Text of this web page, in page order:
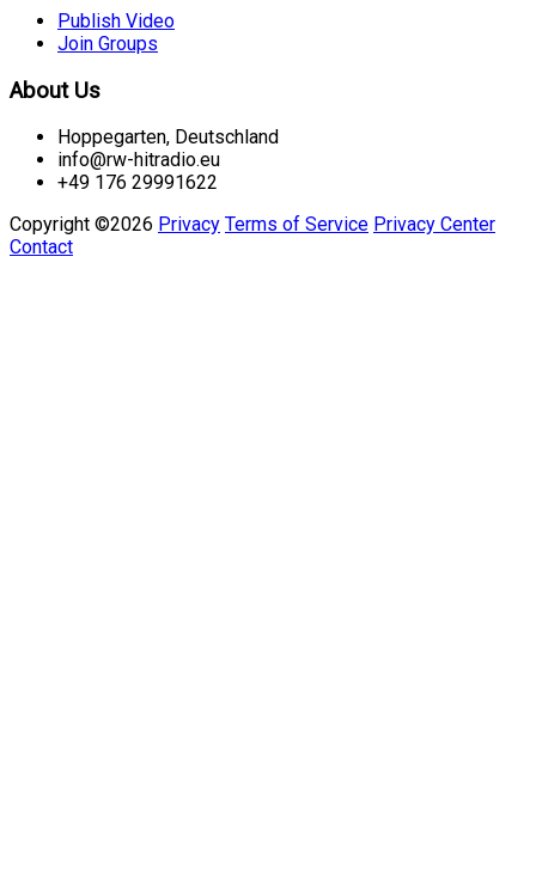
Publish Video
Join Groups
About Us
Hoppegarten, Deutschland
info@rw-hitradio.eu
+49 176 29991622
Copyright ©2026 Privacy Terms of Service Privacy Center
Contact